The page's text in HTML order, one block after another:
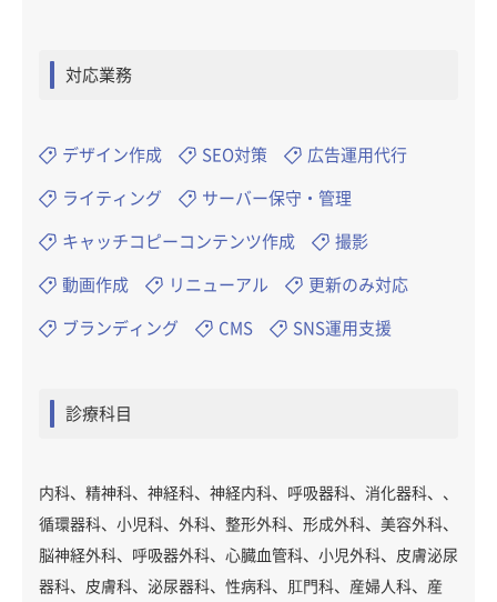
対応業務
デザイン作成 SEO対策 広告運用代行
ライティング サーバー保守・管理
キャッチコピーコンテンツ作成 撮影
動画作成 リニューアル 更新のみ対応
ブランディング CMS SNS運用支援
診療科目
内科、精神科、神経科、神経内科、呼吸器科、消化器科、、
循環器科、小児科、外科、整形外科、形成外科、美容外科、
脳神経外科、呼吸器外科、心臓血管科、小児外科、皮膚泌尿
器科、皮膚科、泌尿器科、性病科、肛門科、産婦人科、産